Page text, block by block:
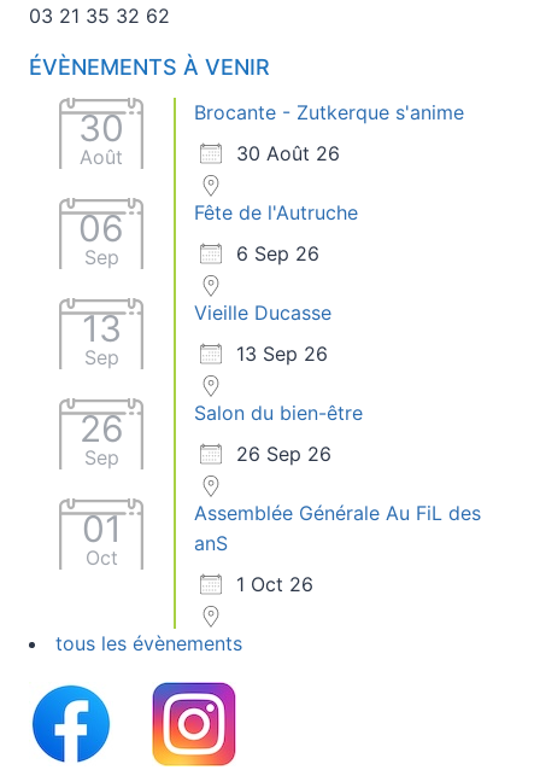
03 21 35 32 62
ÉVÈNEMENTS À VENIR
30
Août
Brocante - Zutkerque s'anime
30 Août 26
06
Sep
Fête de l'Autruche
6 Sep 26
13
Sep
Vieille Ducasse
13 Sep 26
26
Sep
Salon du bien-être
26 Sep 26
01
Oct
Assemblée Générale Au FiL des
anS
1 Oct 26
tous les évènements